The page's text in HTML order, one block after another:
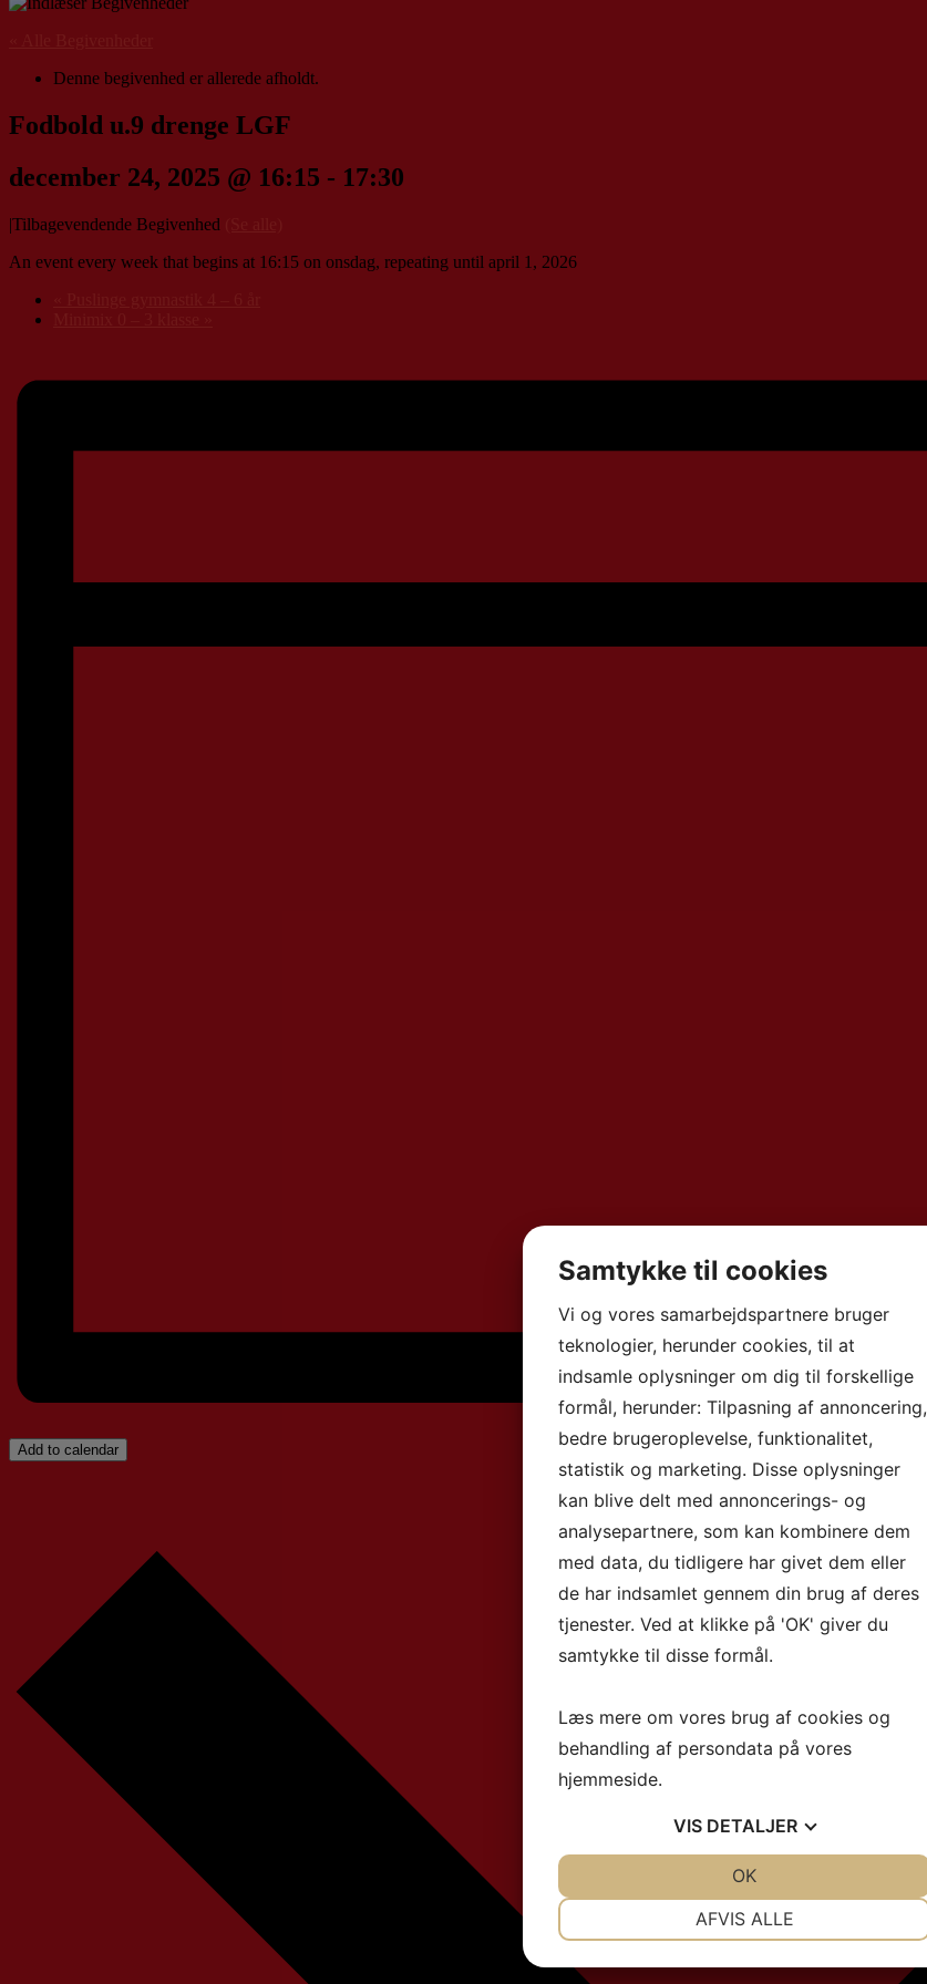
Denne begivenhed er allerede afholdt.
Fodbold u.9 drenge LGF
december 24, 2025 @ 16:15 - 17:30
|Tilbagevendende Begivenhed
An event every week that begins at 16:15 on onsdag, repeating until april 1, 2026
Add to calendar
Samtykke til cookies
Vi og vores samarbejdspartnere bruger
teknologier, herunder cookies, til at
indsamle oplysninger om dig til forskellige
formål, herunder: Tilpasning af annoncering,
bedre brugeroplevelse, funktionalitet,
statistik og marketing. Disse oplysninger
kan blive delt med annoncerings- og
analysepartnere, som kan kombinere dem
med data, du tidligere har givet dem eller
de har indsamlet gennem din brug af deres
tjenester. Ved at klikke på 'OK' giver du
samtykke til disse formål.
Læs mere om vores brug af cookies og
behandling af persondata på vores
hjemmeside.
VIS DETALJER
AFVIS ALLE
OK